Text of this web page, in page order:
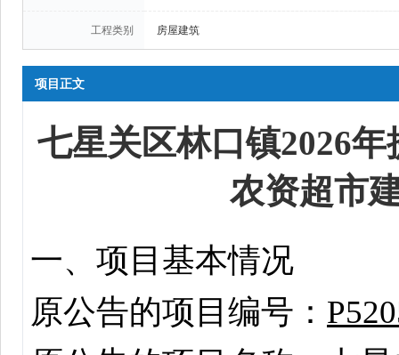
工程类别 房屋建筑
项目正文